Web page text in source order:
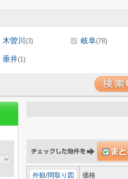
木曽川 (3) 岐阜(78)
垂井(1)
外観/間取り図
価格